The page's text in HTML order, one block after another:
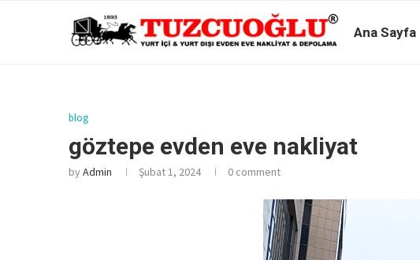
Ana Sayfa
blog
göztepe evden eve nakliyat
byAdmin Şubat 1, 2024 0 comment